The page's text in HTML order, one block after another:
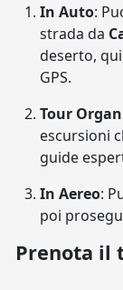
In Auto:
strada da
deserto,
GPS.
Tour
escursioni
guide
In Aereo:
poi
Prenota il